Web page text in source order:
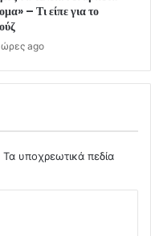
– Τι είπε για το
ώρες ago
Τα υποχρεωτικά πεδία